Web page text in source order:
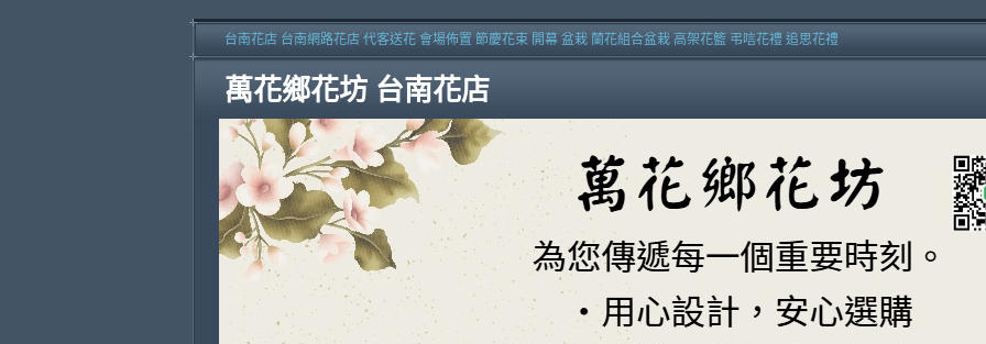
萬花鄉花坊 台南花店
台南花店 台南網路花店 代客送花 會場佈置 節慶花束 開幕 盆栽 蘭花組合盆栽 高架花籃 弔唁花禮 追思花禮